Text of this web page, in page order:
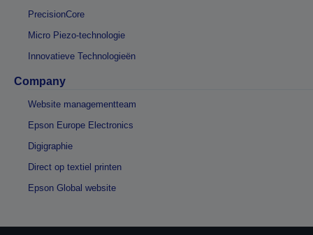
PrecisionCore
Micro Piezo-technologie
Innovatieve Technologieën
Company
Website managementteam
Epson Europe Electronics
Digigraphie
Direct op textiel printen
Epson Global website